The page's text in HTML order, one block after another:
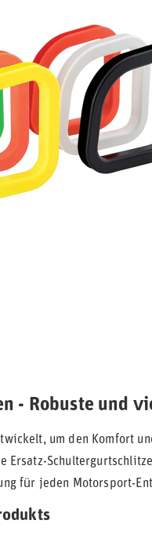
- Robuste und
um den Komfort
Ersatz-
für jeden Motorsport-